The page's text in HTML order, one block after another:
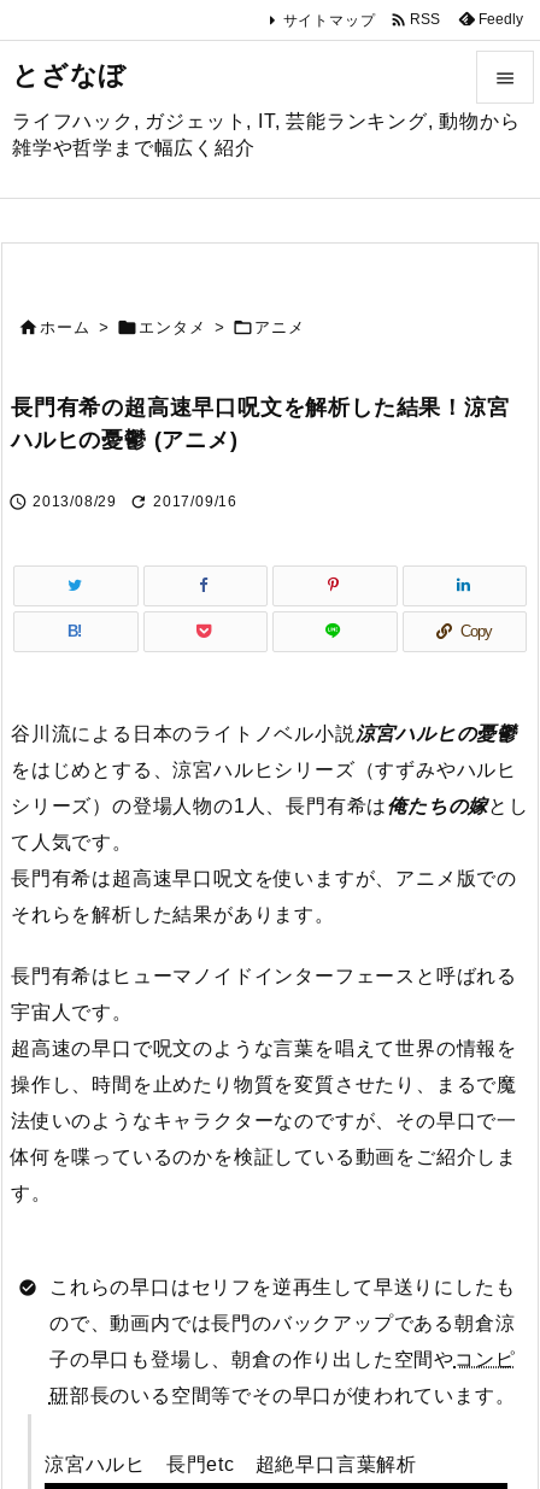
とざなぼ
ライフハック, ガジェット, IT, 芸能ランキング, 動物から
雑学や哲学まで幅広く紹介




サイトマップ  RSS Feedly
ホーム >  エンタメ >  アニメ
長門有希の超高速早口呪文を解析した結果！涼宮
ハルヒの憂鬱 (アニメ)
 2013/08/29  2017/09/16
B! Copy
谷川流による日本のライトノベル小説 涼宮ハルヒの憂鬱
をはじめとする、涼宮ハルヒシリーズ（すずみやハルヒ
シリーズ）の登場人物の1人、長門有希は俺たちの嫁とし
て人気です。
長門有希は超高速早口呪文を使いますが、アニメ版での
それらを解析した結果があります。
長門有希はヒューマノイドインターフェースと呼ばれる
宇宙人です。
超高速の早口で呪文のような言葉を唱えて世界の情報を
操作し、時間を止めたり物質を変質させたり、まるで魔
法使いのようなキャラクターなのですが、その早口で一
体何を喋っているのかを検証している動画をご紹介しま
す。
これらの早口はセリフを逆再生して早送りにしたも
ので、動画内では長門のバックアップである朝倉涼
子の早口も登場し、朝倉の作り出した空間やコンピ
研部長のいる空間等でその早口が使われています。
涼宮ハルヒ 長門etc 超絶早口言葉解析